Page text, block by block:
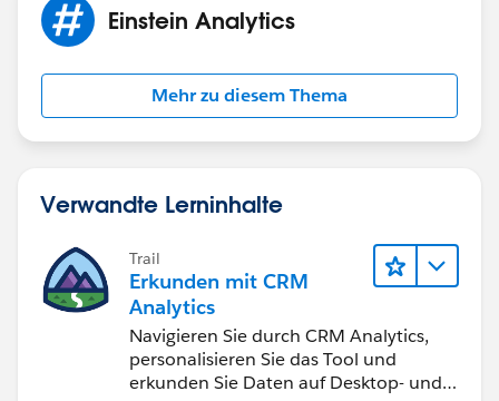
Einstein Analytics
Mehr zu diesem Thema
Verwandte Lerninhalte
Trail
Erkunden mit CRM
Analytics
Navigieren Sie durch CRM Analytics,
personalisieren Sie das Tool und
erkunden Sie Daten auf Desktop- und